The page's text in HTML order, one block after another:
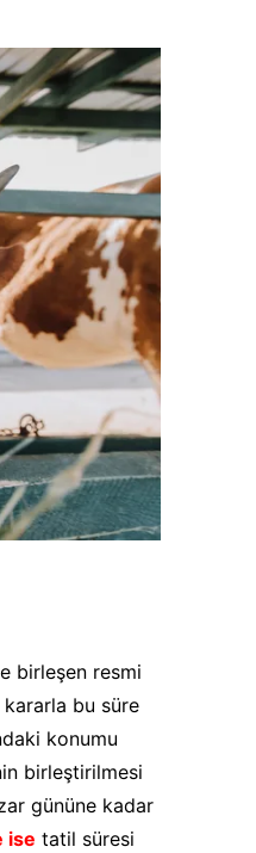
birleşen resmi
kararla bu süre
konumu
birleştirilmesi
gününe kadar
ise tatil süresi